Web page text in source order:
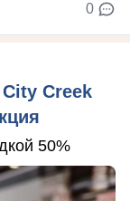
0
Creek
50%